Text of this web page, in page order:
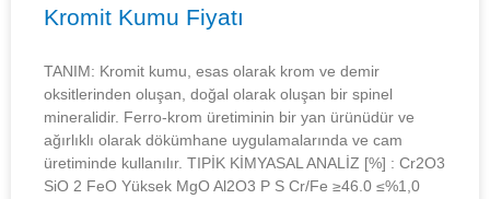
Kromit Kumu Fiyatı
TANIM: Kromit kumu, esas olarak krom ve demir
oksitlerinden oluşan, doğal olarak oluşan bir spinel
mineralidir. Ferro-krom üretiminin bir yan ürünüdür ve
ağırlıklı olarak dökümhane uygulamalarında ve cam
üretiminde kullanılır. TIPİK KİMYASAL ANALİZ [%] : Cr2O3
SiO 2 FeO Yüksek MgO Al2O3 P S Cr/Fe ≥46.0 ≤%1,0